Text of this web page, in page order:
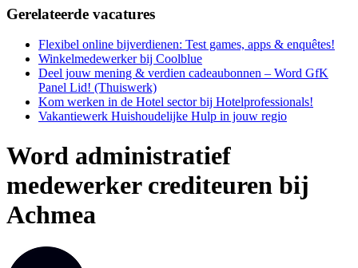
Gerelateerde vacatures
Flexibel online bijverdienen: Test games, apps & enquêtes!
Winkelmedewerker bij Coolblue
Deel jouw mening & verdien cadeaubonnen – Word GfK
Panel Lid! (Thuiswerk)
Kom werken in de Hotel sector bij Hotelprofessionals!
Vakantiewerk Huishoudelijke Hulp in jouw regio
Word administratief
medewerker crediteuren bij
Achmea